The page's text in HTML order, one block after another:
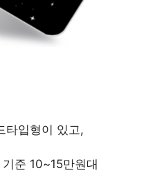
타입형이 있고,
준 10~15만원대